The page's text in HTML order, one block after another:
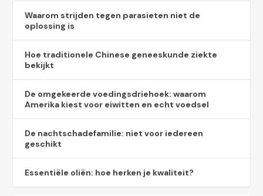
Waarom strijden tegen parasieten niet de
oplossing is
Hoe traditionele Chinese geneeskunde ziekte
bekijkt
De omgekeerde voedingsdriehoek: waarom
Amerika kiest voor eiwitten en echt voedsel
De nachtschadefamilie: niet voor iedereen
geschikt
Essentiële oliën: hoe herken je kwaliteit?